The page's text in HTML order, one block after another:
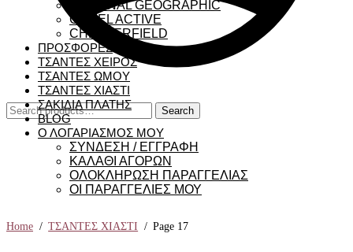
Search
for:
Search
NATIONAL GEOGRAPHIC
CAMEL ACTIVE
CHESTERFIELD
ΠΡΟΣΦΟΡΕΣ
ΤΣΑΝΤΕΣ ΧΕΙΡΟΣ
ΤΣΑΝΤΕΣ ΩΜΟΥ
ΤΣΑΝΤΕΣ ΧΙΑΣΤΙ
ΣΑΚΙΔΙΑ ΠΛΑΤΗΣ
BLOG
Ο ΛΟΓΑΡΙΑΣΜΟΣ ΜΟΥ
ΣΥΝΔΕΣΗ / ΕΓΓΡΑΦΗ
ΚΑΛΑΘΙ ΑΓΟΡΩΝ
ΟΛΟΚΛΗΡΩΣΗ ΠΑΡΑΓΓΕΛΙΑΣ
ΟΙ ΠΑΡΑΓΓΕΛΙΕΣ ΜΟΥ
Home / ΤΣΑΝΤΕΣ ΧΙΑΣΤΙ / Page 17